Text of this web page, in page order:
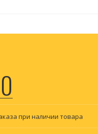
при наличии товара